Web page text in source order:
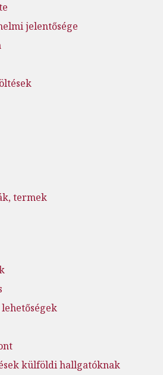
jelentősége
termek
külföldi hallgatóknak